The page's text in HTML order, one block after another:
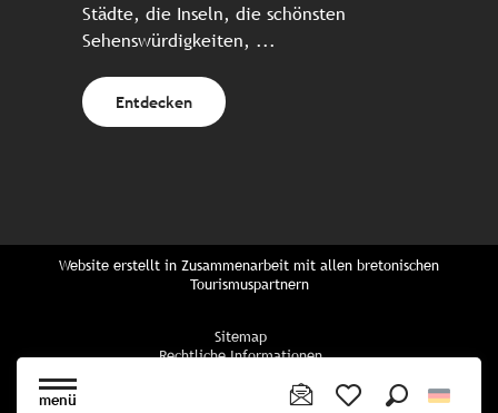
menü
Städte, die Inseln, die schönsten
Sehenswürdigkeiten, ...
Entdecken
Website erstellt in Zusammenarbeit mit allen bretonischen
Tourismuspartnern
Sitemap
Rechtliche Informationen
Cookie-Richtlinie